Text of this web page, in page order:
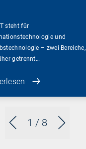
1 / 8
steht für
und
– zwei Bereiche,
getrennt…